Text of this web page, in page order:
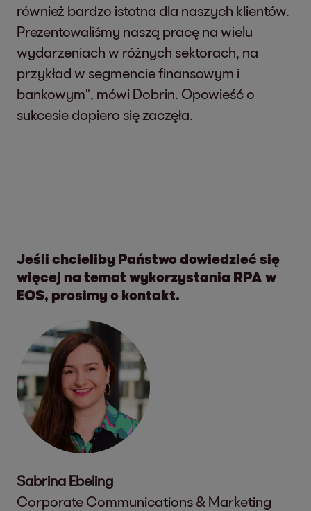
również bardzo istotna dla naszych klientów.
Prezentowaliśmy naszą pracę na wielu
wydarzeniach w różnych sektorach, na
przykład w segmencie finansowym i
bankowym", mówi Dobrin. Opowieść o
sukcesie dopiero się zaczęła.
Jeśli chcieliby Państwo dowiedzieć się
więcej na temat wykorzystania RPA w
EOS, prosimy o kontakt.
Sabrina Ebeling
Corporate Communications & Marketing